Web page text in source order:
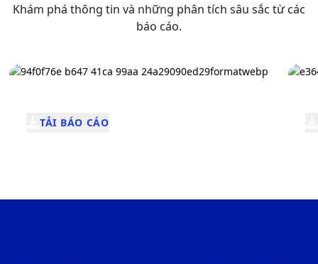
Khám phá thông tin và những phân tích sâu sắc từ các
báo cáo.
TẢI BÁO CÁO